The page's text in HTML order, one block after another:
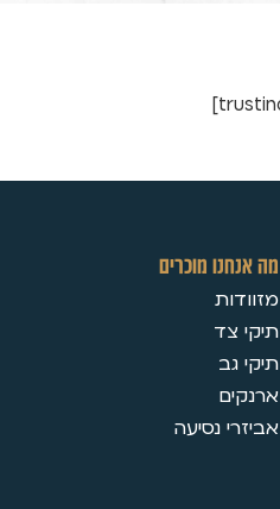
מה אנחנו מוכרים
מזוודות
תיקי צד
תיקי גב
ארנקים
אביזרי נסיעה